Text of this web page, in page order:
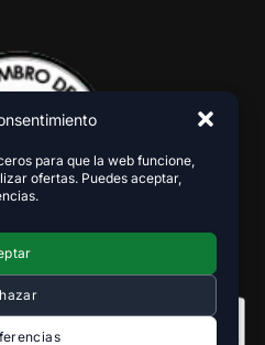
para que la web funcione,
ofertas. Puedes aceptar,